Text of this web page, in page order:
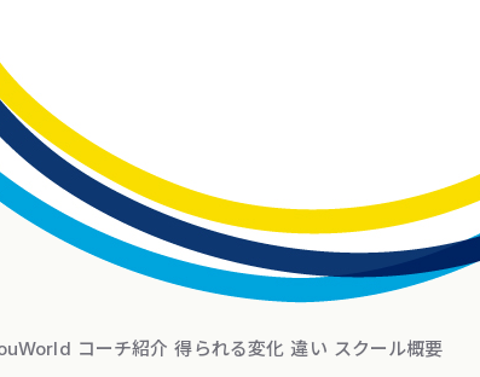
コーチ紹介 得られる変化 違い スクール概要